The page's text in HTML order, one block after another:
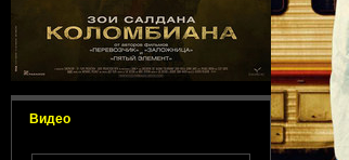
Видео